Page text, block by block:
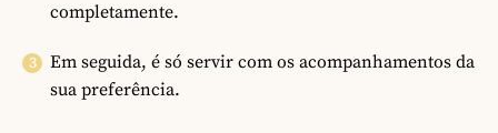
completamente.
Em seguida, é só servir com os acompanhamentos da
sua preferência.